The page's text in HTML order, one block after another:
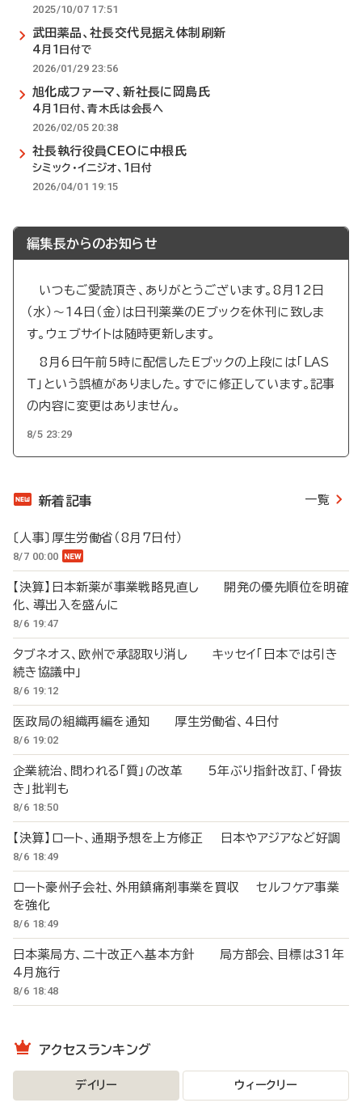
2025/10/07 17:51
武田薬品、社長交代見据え体制刷新
4月1日付で
2026/01/29 23:56
旭化成ファーマ、新社長に岡島氏
4月1日付、青木氏は会長へ
2026/02/05 20:38
社長執行役員CEOに中根氏
シミック・イニジオ、1日付
2026/04/01 19:15
編集長からのお知らせ
いつもご愛読頂き、ありがとうございます。8月12日
（水）～14日（金）は日刊薬業のEブックを休刊に致しま
す。ウェブサイトは随時更新します。
8月6日午前5時に配信したEブックの上段には「LAS
T」という誤植がありました。すでに修正しています。記事
の内容に変更はありません。
8/5 23:29
新着記事 一覧
〔人事〕厚生労働省（8月7日付）
8/7 00:00
【決算】日本新薬が事業戦略見直し 開発の優先順位を明確
化、導出入を盛んに
8/6 19:47
タブネオス、欧州で承認取り消し キッセイ「日本では引き
続き協議中」
8/6 19:12
医政局の組織再編を通知 厚生労働省、4日付
8/6 19:02
企業統治、問われる「質」の改革 5年ぶり指針改訂、「骨抜
き」批判も
8/6 18:50
【決算】ロート、通期予想を上方修正 日本やアジアなど好調
8/6 18:49
ロート豪州子会社、外用鎮痛剤事業を買収 セルフケア事業
を強化
8/6 18:49
日本薬局方、二十改正へ基本方針 局方部会、目標は31年
4月施行
8/6 18:48
アクセスランキング
デイリー ウィークリー